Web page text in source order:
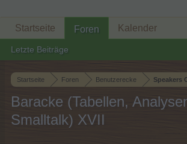
Startseite Foren Benutzerecke Speakers
Baracke (Tabellen,
Smalltalk) XVII
Startseite Foren
Letzte Beiträge
Kalender